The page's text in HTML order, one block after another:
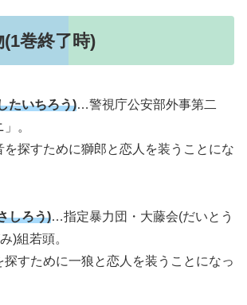
巻終了時)
たいちろう)…警視庁公安部外事第二
。
を探すために獅郎と恋人を装うことにな
しろう)…指定暴力団・大藤会(だいとう
)組若頭。
すために一狼と恋人を装うことになっ